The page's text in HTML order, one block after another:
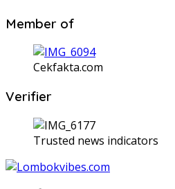
Member of
Cekfakta.com
Verifier
Trusted news indicators